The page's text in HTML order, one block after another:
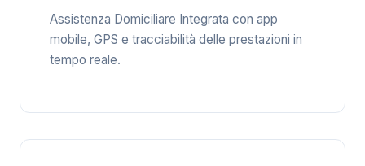
Assistenza Domiciliare Integrata con app
mobile, GPS e tracciabilità delle prestazioni in
tempo reale.